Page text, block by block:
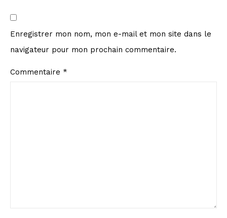
Enregistrer mon nom, mon e-mail et mon site dans le
navigateur pour mon prochain commentaire.
Commentaire *